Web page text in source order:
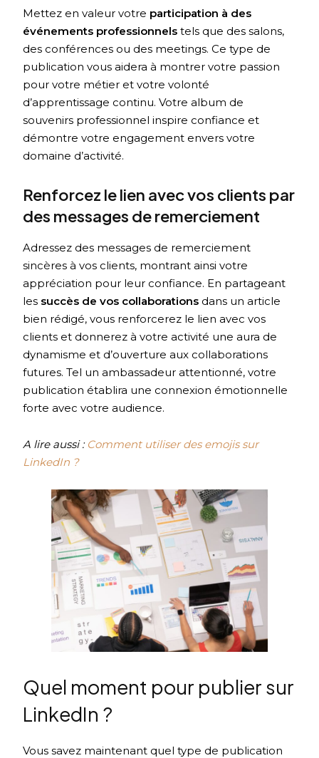
Mettez en valeur votre participation à des
événements professionnels tels que des salons,
des conférences ou des meetings. Ce type de
publication vous aidera à montrer votre passion
pour votre métier et votre volonté
d’apprentissage continu. Votre album de
souvenirs professionnel inspire confiance et
démontre votre engagement envers votre
domaine d’activité.
Renforcez le lien avec vos clients par
des messages de remerciement
Adressez des messages de remerciement
sincères à vos clients, montrant ainsi votre
appréciation pour leur confiance. En partageant
les succès de vos collaborations dans un article
bien rédigé, vous renforcerez le lien avec vos
clients et donnerez à votre activité une aura de
dynamisme et d’ouverture aux collaborations
futures. Tel un ambassadeur attentionné, votre
publication établira une connexion émotionnelle
forte avec votre audience.
A lire aussi : Comment utiliser des emojis sur
LinkedIn ?
Quel moment pour publier sur
LinkedIn ?
Vous savez maintenant quel type de publication